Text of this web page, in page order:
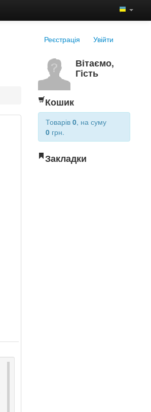
Реєстрація Увійти
Вітаємо,
Гість
Кошик
Товарів0, на суму
0 грн.
Закладки